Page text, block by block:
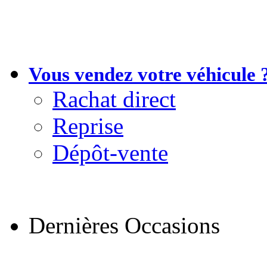
Vous vendez votre véhicule
Rachat direct
Reprise
Dépôt-vente
Dernières Occasions